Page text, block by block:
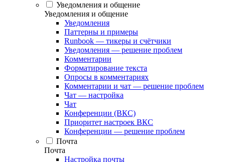
Уведомления и общение
Уведомления и общение
Уведомления
Паттерны и примеры
Runbook — тикеры и счётчики
Уведомления — решение проблем
Комментарии
Форматирование текста
Опросы в комментариях
Комментарии и чат — решение проблем
Чат — настройка
Чат
Конференции (ВКС)
Приоритет настроек ВКС
Конференции — решение проблем
Почта
Почта
Настройка почты